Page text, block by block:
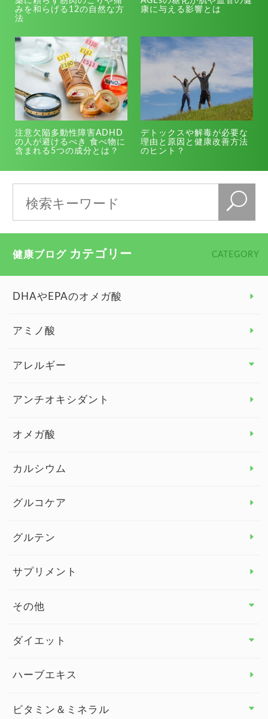
みを和らげる12の自然な方
法
康に与える影響とは
注意欠陥多動性障害ADHD
の人が避けるべき 食べ物に
含まれる5つの成分とは？
デトックスや解毒が必要な
理由と原因と健康改善方法
のヒント？
健康ブログ カテゴリー CATEGORY
DHAやEPAのオメガ酸
アミノ酸
アレルギー
アレルギー トップ
アンチオキシダント
オメガ酸
カルシウム
グルコケア
グルテン
サプリメント
その他
その他 トップ
ダイエット
ダイエット トップ
ハーブエキス
ビタミン＆ミネラル